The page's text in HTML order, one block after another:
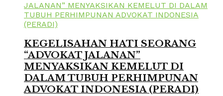
KEGELISAHAN HATI SEORANG
“ADVOKAT JALANAN”
MENYAKSIKAN KEMELUT DI
DALAM TUBUH PERHIMPUNAN
ADVOKAT INDONESIA (PERADI)